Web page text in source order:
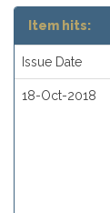
Item hits:
Issue Date
18-Oct-2018